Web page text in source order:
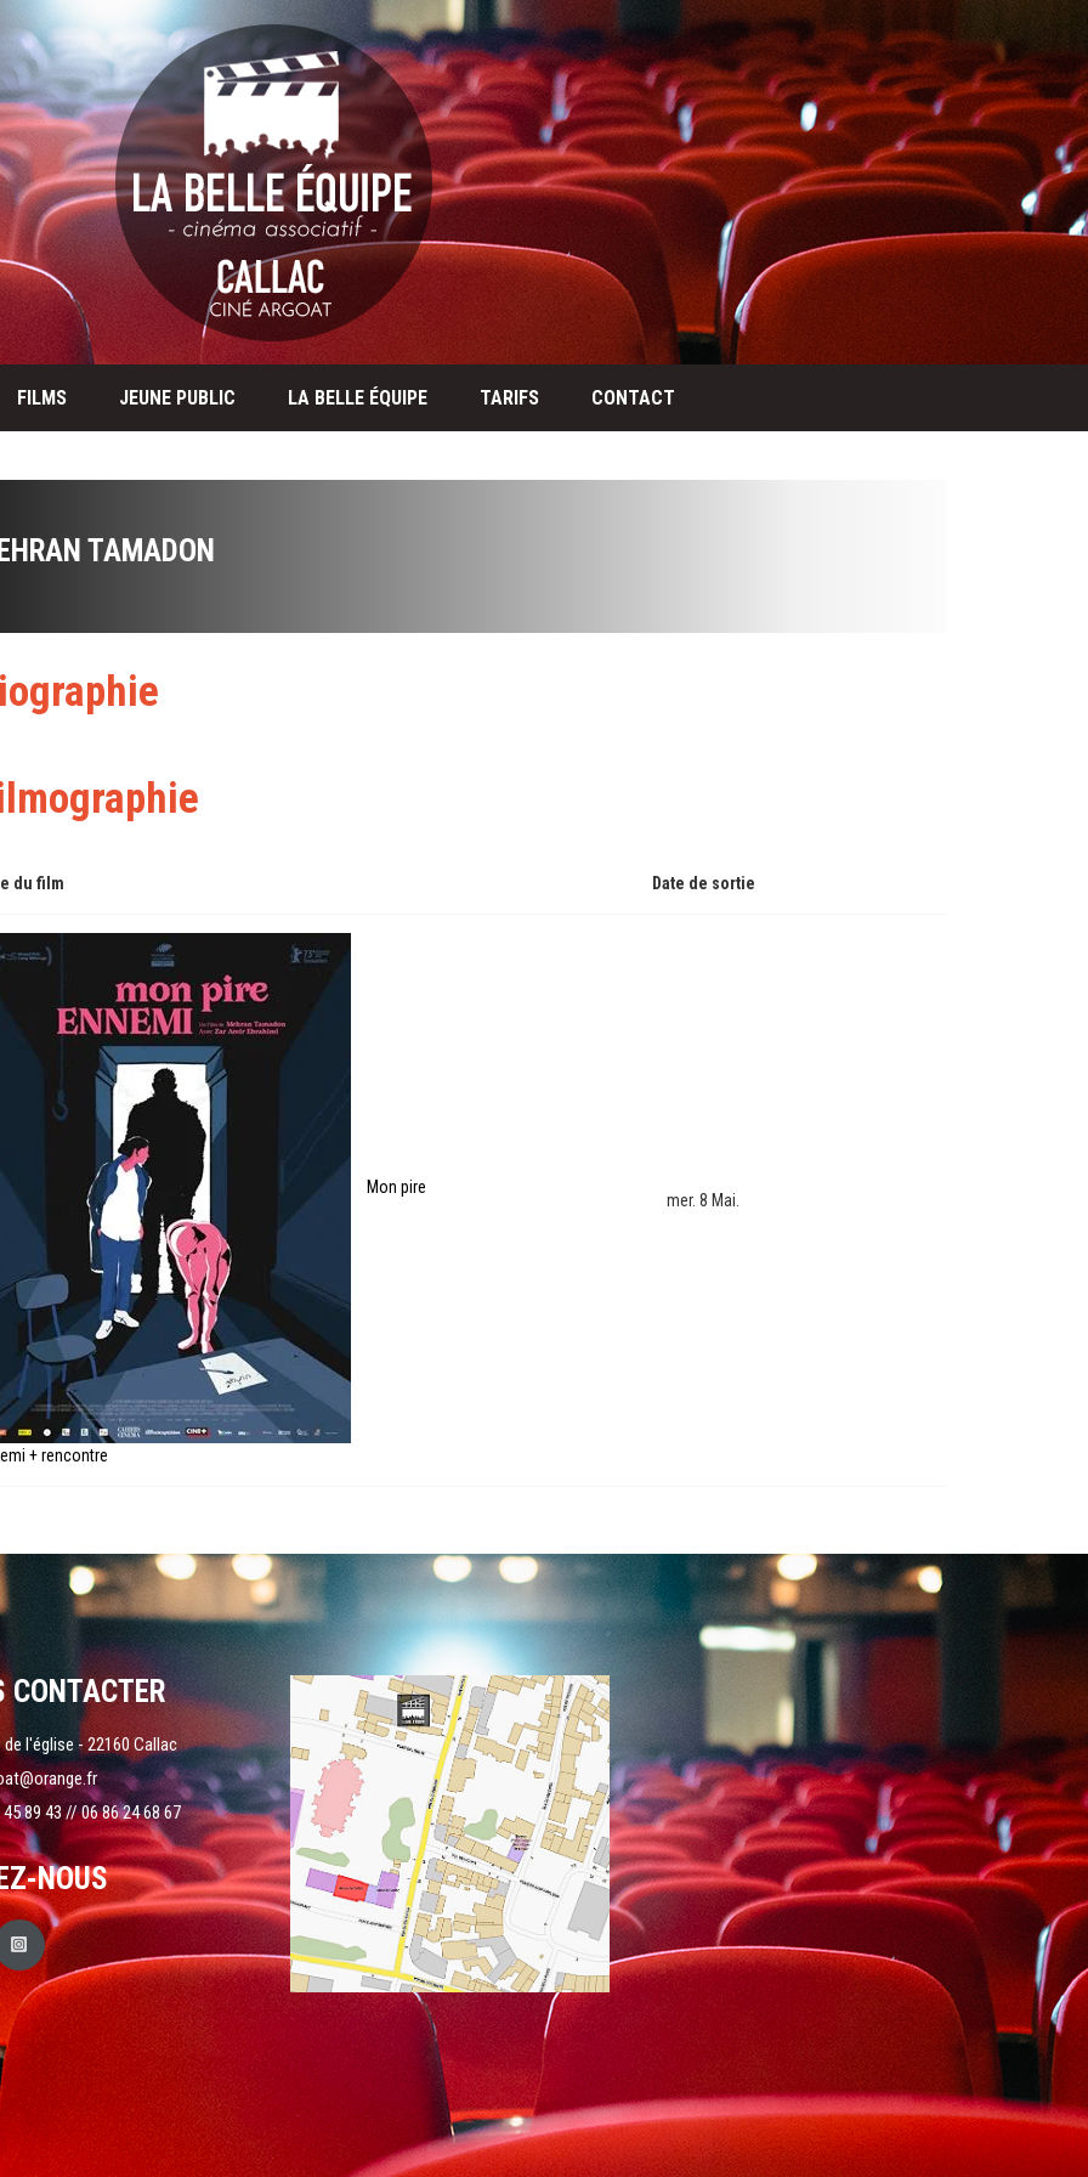
FILMS JEUNE PUBLIC LA BELLE ÉQUIPE TARIFS CONTACT
TAMADON
du film Date de sortie
Mon pire
+ rencontre
mer. 8 Mai.
CONTACTER
de l'église - 22160 Callac
89 43 // 06 86 24 68 67
NOUS